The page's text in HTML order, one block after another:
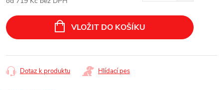
cena:
VLOŽIT DO KOŠÍKU
Dotaz k produktu Hlídací pes